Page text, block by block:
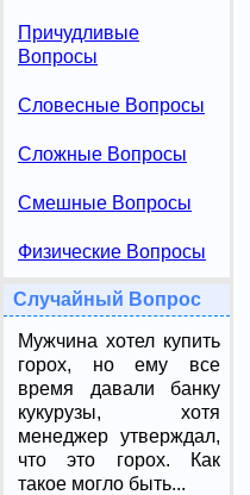
Причудливые
Вопросы
Словесные Вопросы
Сложные Вопросы
Смешные Вопросы
Физические Вопросы
Случайный Вопрос
Мужчина хотел купить
горох, но ему все
время давали банку
кукурузы, хотя
менеджер утверждал,
что это горох. Как
такое могло быть...